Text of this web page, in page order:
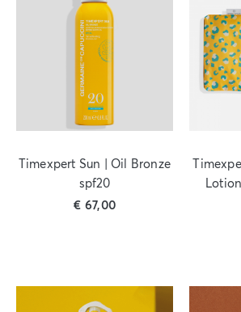
Timexpert Sun | Oil Bronze
spf20
€ 67,00